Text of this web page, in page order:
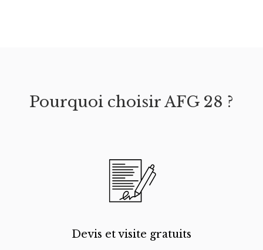
Pourquoi choisir AFG 28 ?
Devis et visite gratuits